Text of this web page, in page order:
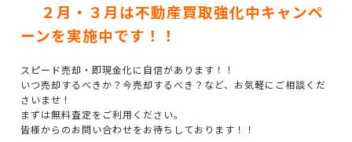
２月・３月は不動産買取強化中キャンペ
ーンを実施中です！！
スピード売却・即現金化に自信があります！！
いつ売却するべきか？今売却するべき？など、お気軽にご相談くだ
さいませ！
まずは無料査定をご利用ください。
皆様からのお問い合わせをお待ちしております！！